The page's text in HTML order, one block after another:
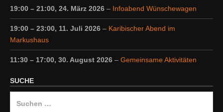
19:00 – 21:00, 24. März 2026 – Infoabend Wünschewagen
19:00 – 23:00, 11. Juli 2026 – Karibischer Abend im
Markushaus
11:30 – 17:00, 30. August 2026 – Gemeinsame Aktivitäten
SUCHE